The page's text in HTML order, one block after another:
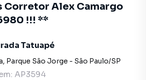
Corretor Alex Camargo
!!! **
Tatuapé
, Parque São Jorge - São Paulo/SP
AP3594